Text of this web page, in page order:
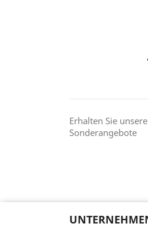
Erhalten Sie
Sonderangebote